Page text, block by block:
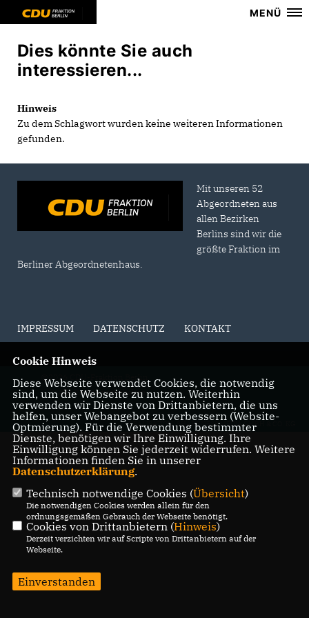
MENÜ
Dies könnte Sie auch
interessieren...
Hinweis
Zu dem Schlagwort wurden keine weiteren Informationen
gefunden.
Mit unseren 52
Abgeordneten aus
allen Bezirken
Berlins sind wir die
größte Fraktion im
Berliner Abgeordnetenhaus.
IMPRESSUM DATENSCHUTZ KONTAKT
@2026 CDU-Fraktion Berlin
Alle Rechte vorbehalten.
REALISATION: SHARKNESS MEDIA GMBH & CO. KG
Cookie Hinweis
Diese Webseite verwendet Cookies, die notwendig
sind, um die Webseite zu nutzen. Weiterhin
verwenden wir Dienste von Drittanbietern, die uns
helfen, unser Webangebot zu verbessern (Website-
Optmierung). Für die Verwendung bestimmter
Dienste, benötigen wir Ihre Einwilligung. Ihre
Einwilligung können Sie jederzeit widerrufen. Weitere
Informationen finden Sie in unserer
Datenschutzerklärung.
Technisch notwendige Cookies (Übersicht)
Die notwendigen Cookies werden allein für den
ordnungsgemäßen Gebrauch der Webseite benötigt.
Cookies von Drittanbietern (Hinweis)
Derzeit verzichten wir auf Scripte von Drittanbietern auf der
Webseite.
Einverstanden